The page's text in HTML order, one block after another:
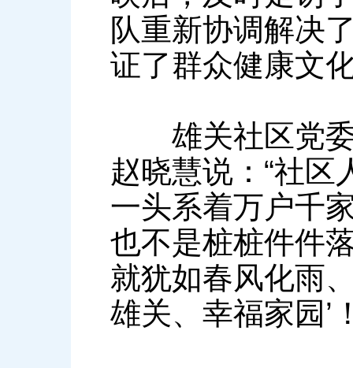
队重新协调解决
证了群众健康文
雄关社区党委
赵晓慧说：“社
一头系着万户千
也不是桩桩件件
就犹如春风化雨
雄关、幸福家园’